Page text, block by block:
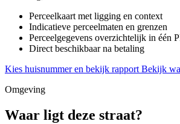
Perceelkaart met ligging en context
Indicatieve perceelmaten en grenzen
Perceelgegevens overzichtelijk in één
Direct beschikbaar na betaling
Kies huisnummer en bekijk rapport Bekijk
Omgeving
Waar ligt deze straat?